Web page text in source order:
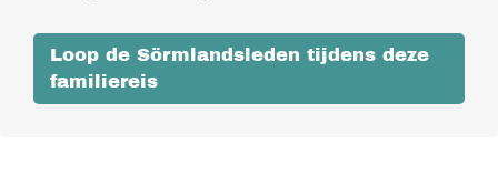
Loop de Sörmlandsleden tijdens deze
familiereis